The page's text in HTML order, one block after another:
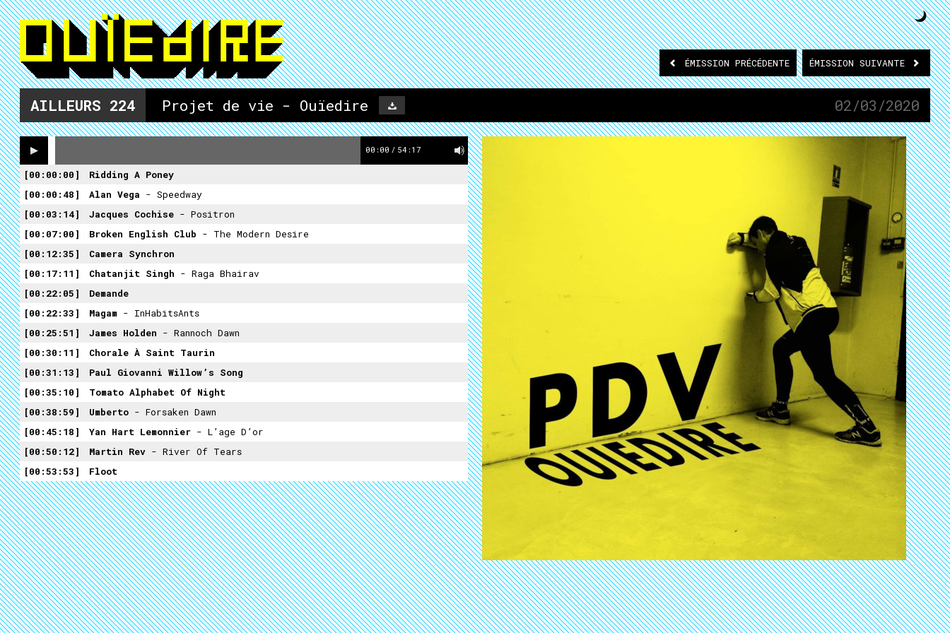
ÉMISSION PRÉCÉDENTE ÉMISSION SUIVANTE
AILLEURS 224 Projet de vie - Ouïedire 02/03/2020
00:00 / 54:17
00:00:00
Ridding A Poney
00:00:48
Alan Vega - Speedway
00:03:14
Jacques Cochise - Positron
00:07:00
Broken English Club - The Modern Desire
00:12:35
Camera Synchron
00:17:11
Chatanjit Singh - Raga Bhairav
00:22:05
Demande
00:22:33
Magam - InHabitsAnts
00:25:51
James Holden - Rannoch Dawn
00:30:11
Chorale À Saint Taurin
00:31:13
Paul Giovanni Willow’s Song
00:35:10
Tomato Alphabet Of Night
00:38:59
Umberto - Forsaken Dawn
00:45:18
Yan Hart Lemonnier - L’age D’or
00:50:12
Martin Rev - River Of Tears
00:53:53
Floot